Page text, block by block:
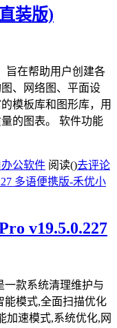
装版)
旨在帮助用户创建各
、网络图、平面设
模板库和图形库，用
的图表。 软件功能
办公软件 阅读()去评论
v19.5.0.227
一款系统清理维护与
能模式,全面扫描优化
加速模式,系统优化,网